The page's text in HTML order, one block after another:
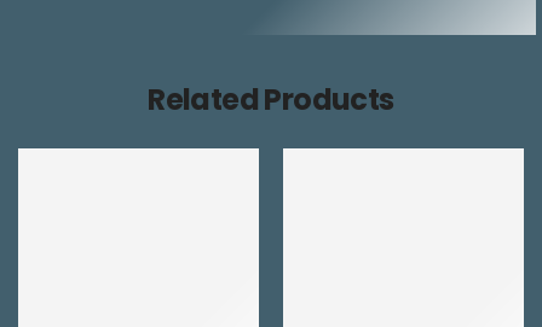
Related Products